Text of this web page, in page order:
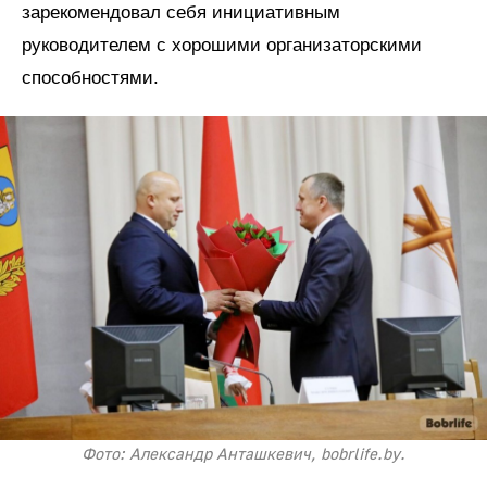
зарекомендовал себя инициативным
руководителем с хорошими организаторскими
способностями.
Фото: Александр Анташкевич, bobrlife.by.